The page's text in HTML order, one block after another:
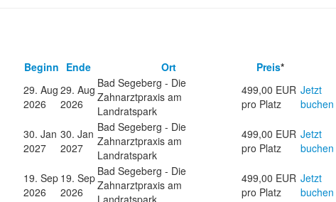
Beginn Ende Ort Preis*
29. Aug
2026
29. Aug
2026
Bad Segeberg - Die
Zahnarztpraxis am
Landratspark
499,00 EUR
pro Platz
Jetzt
buchen
30. Jan
2027
30. Jan
2027
Bad Segeberg - Die
Zahnarztpraxis am
Landratspark
499,00 EUR
pro Platz
Jetzt
buchen
19. Sep
2026
19. Sep
2026
Bad Segeberg - Die
Zahnarztpraxis am
Landratspark
499,00 EUR
pro Platz
Jetzt
buchen